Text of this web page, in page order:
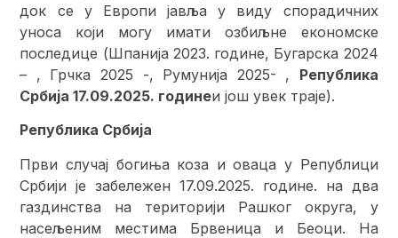
док се у Европи јавља у виду спорадичних
уноса који могу имати озбиљне економске
последице (Шпанија 2023. године, Бугарска 2024
– , Грчка 2025 -, Румунија 2025- , Република
Србија 17.09.2025. годинеи још увек траје).
Република Србија
Први случај богиња коза и оваца у Републици
Србији је забележен 17.09.2025. године. на два
газдинства на територији Рашког округа, у
насељеним местима Брвеница и Беоци. На